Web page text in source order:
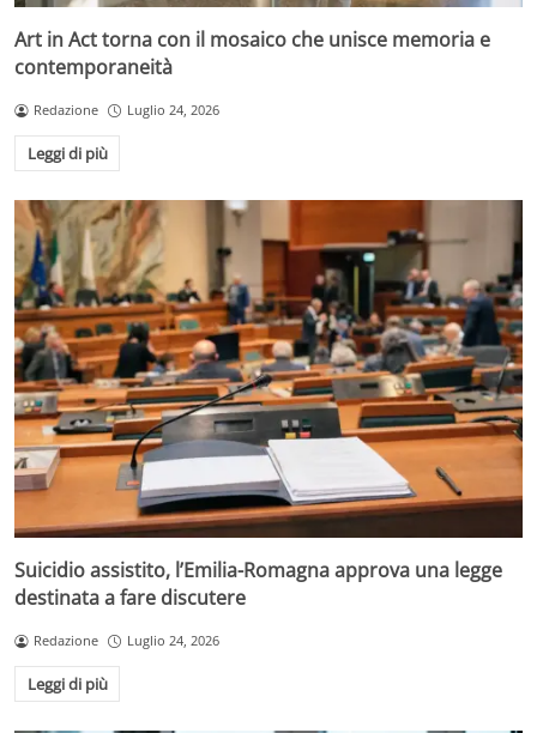
Art in Act torna con il mosaico che unisce memoria e
contemporaneità
Redazione Luglio 24, 2026
Leggi di più
Suicidio assistito, l’Emilia-Romagna approva una legge
destinata a fare discutere
Redazione Luglio 24, 2026
Leggi di più